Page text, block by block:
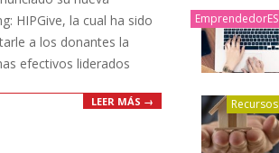
HIPGive, la cual ha sido
a los donantes la
efectivos liderados
LEER MÁS →
EmprendedorES
Recursos